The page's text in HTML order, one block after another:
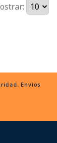
Envíos